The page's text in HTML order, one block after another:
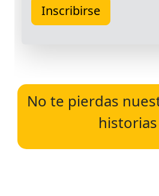
No te pierdas
historias